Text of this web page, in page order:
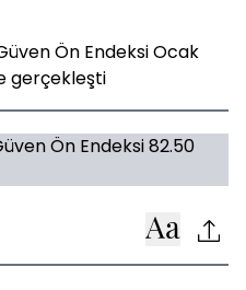
Ön Endeksi Ocak
gerçekleşti